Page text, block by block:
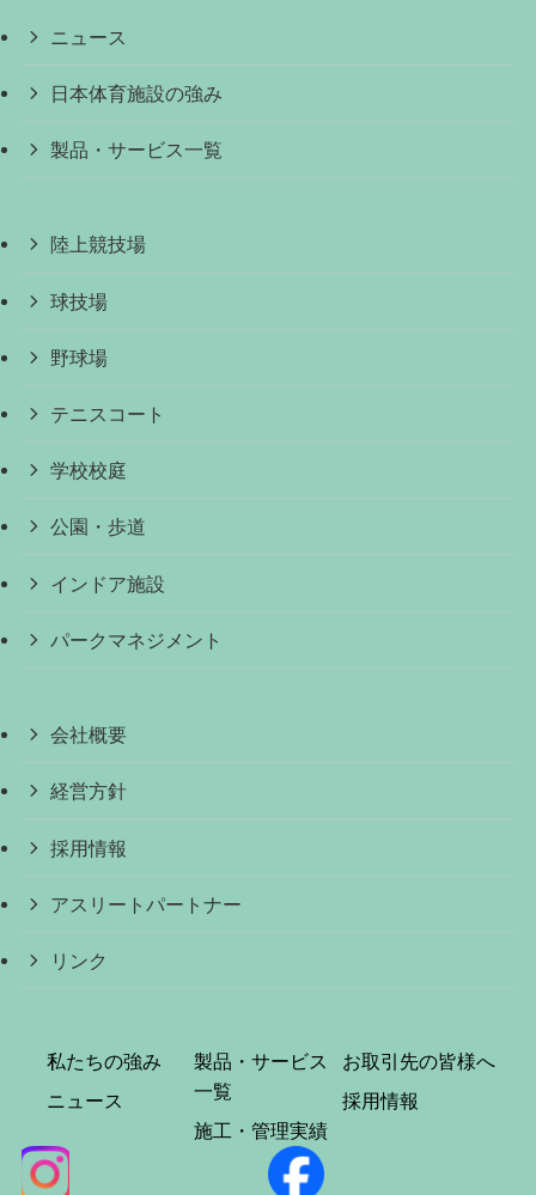
ニュース
日本体育施設の強み
製品・サービス一覧
陸上競技場
球技場
野球場
テニスコート
学校校庭
公園・歩道
インドア施設
パークマネジメント
会社概要
経営方針
採用情報
アスリートパートナー
リンク
私たちの強み
ニュース
製品・サービス
一覧
施工・管理実績
お取引先の皆様へ
採用情報